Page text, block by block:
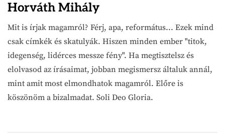
Horváth Mihály
Mit is írjak magamról? Férj, apa, református... Ezek mind
csak címkék és skatulyák. Hiszen minden ember "titok,
idegenség, lidérces messze fény". Ha megtisztelsz és
elolvasod az írásaimat, jobban megismersz általuk annál,
mint amit most elmondhatok magamról. Előre is
köszönöm a bizalmadat. Soli Deo Gloria.